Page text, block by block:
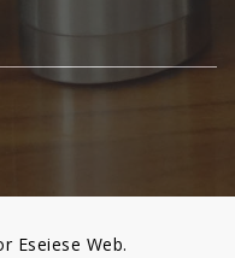
Eseiese Web.